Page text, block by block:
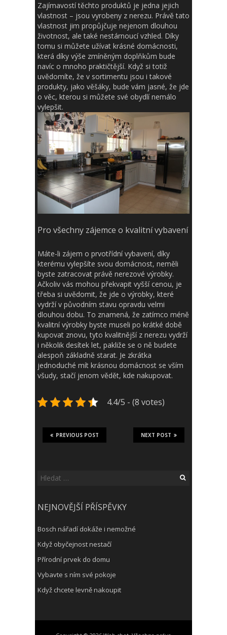
Zajímavostí těchto produktů je jedna jejich
vlastnost – jsou vyrobeny z nerezu. Právě tato
vlastnost jim propůjčuje nejenom dlouhou
životnost, ale také nestárnoucí vzhled. Díky
tomu si můžete užívat krásné domácnosti,
která díky výše zmíněným doplňkům bude
navíc o mnoho praktičtější. Když si totiž
uvědomíte, že v sortimentu jsou i takové
produkty, jako věšáky, bude vám jasné, že jde
o věc, kterou si můžete své obydlí nemálo
vylepšit.
Pro všechny zájemce o kvalitní vybavení
Máte-li zájem o prvotřídní vybavení, díky
kterému vylepšíte svou domácnost, neměli
byste zatracovat právě nerezové výrobky.
Ačkoliv vás mohou překvapit vyšší cenou, je
třeba si uvědomit, že jde o výrobky, které
vydrží v původním stavu opravdu velmi
dlouhou dobu. To znamená, že zatímco méně
kvalitní výrobky byste museli po krátké době
kupovat znovu, tyto kvalitnější z nerezu vydrží
i několik desítek let, pakliže se o ně budete
alespoň základně starat. Je zkrátka
jednoduché mít krásnou domácnost se vším
všudy, stačí jenom vědět, kde nakupovat.
4.4/5 - (8 votes)
NEXT POST
PREVIOUS POST
Vyhledávání
NEJNOVĚJŠÍ PŘÍSPĚVKY
Bosch nářadí dokáže i nemožné
Když obyčejnost nestačí
Přírodní prvek do domu
Vybavte s ním své pokoje
Když chcete levně nakoupit